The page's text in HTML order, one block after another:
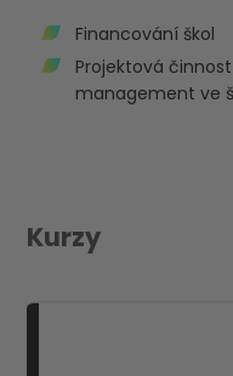
Financování škol
Projektová
management ve
Kurzy